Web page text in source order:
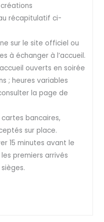
récapitulatif ci-
sur le site officiel ou
à échanger à l’accueil.
ouverts en soirée
; heures variables
la page de
cartes bancaires,
sur place.
15 minutes avant le
premiers arrivés